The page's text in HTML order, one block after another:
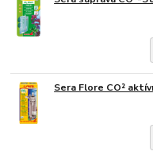
Sera Flore CO²